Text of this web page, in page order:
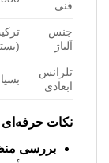
فنی
جنس
آلیاژ
تلرانس
ابعادی
نکات حرفه‌ای
بررسی